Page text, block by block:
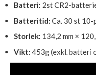
Batteri: 2st CR2-
Batteritid: Ca. 30 st 10-
Storlek: 134,2 mm ×
Vikt: 453g (exkl. batteri